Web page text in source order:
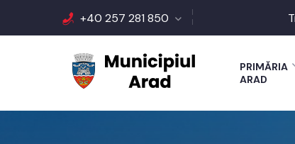
+40 257 281 850
PRIMĂRIA
ARAD